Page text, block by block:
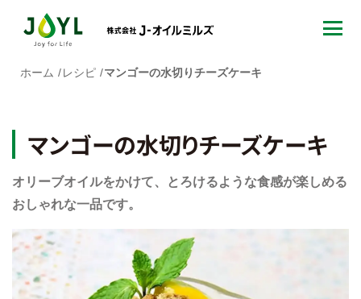
ホーム レシピ マンゴーの水切りチーズケーキ
マンゴーの水切りチーズケーキ
オリーブオイルをかけて、とろけるような食感が楽しめる
おしゃれな一品です。